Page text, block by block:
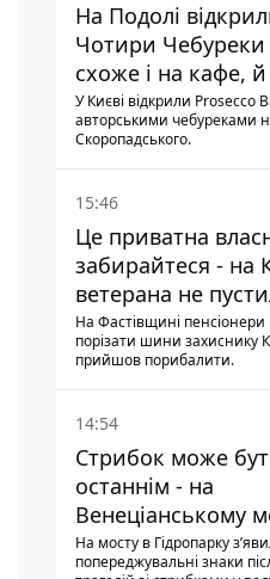
На Подолі
Чотири Чебуреки
схоже і на кафе,
фастфуд
У Києві відкрили Prosecco
авторськими чебуреками
Скоропадського.
15:46
Це приватна
забирайтеся - на
ветерана не
рибу в озері
На Фастівщині
порізати шини захиснику
прийшов порибалити.
14:54
Стрибок може
останнім - на
Венеціанському
Гідропарку
таблички для
На мосту в Гідропарку
попереджувальні знаки